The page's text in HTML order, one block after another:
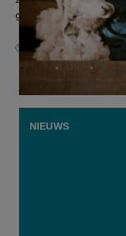
gezin, e...
9 JULI 2026
NIEUWS